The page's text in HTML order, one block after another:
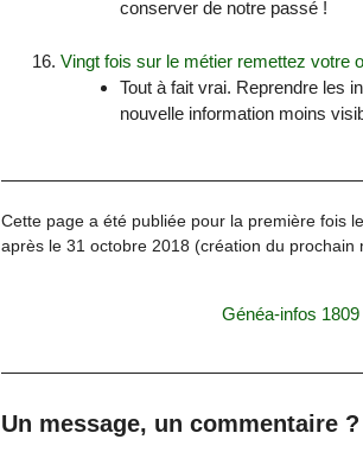
conserver de notre passé !
Vingt fois sur le métier remettez votre
Tout à fait vrai. Reprendre les
nouvelle information moins
Cette page a été publiée pour la première fois
après le 31 octobre 2018 (création du prochain
Généa-infos 1809
Un message, un commentaire ?